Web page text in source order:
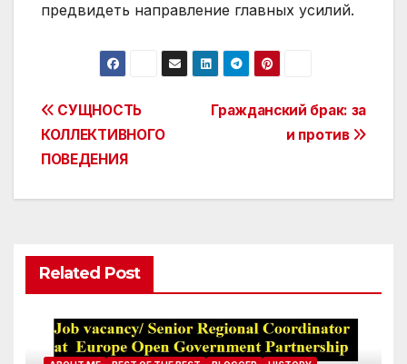
предвидеть направление главных усилий.
Post
navigation
Гражданский брак: за
и против
СУЩНОСТЬ
КОЛЛЕКТИВНОГО
ПОВЕДЕНИЯ
Related Post